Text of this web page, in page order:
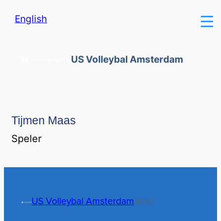
English
US Volleybal Amsterdam
Tijmen Maas
Speler
US Volleybal Amsterdam2026